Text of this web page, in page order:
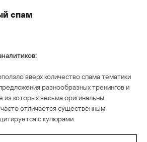
спам
вверх количество спама тематики
разнообразных тренингов и
которых весьма оригинальны.
отличается существенным
с купюрами.